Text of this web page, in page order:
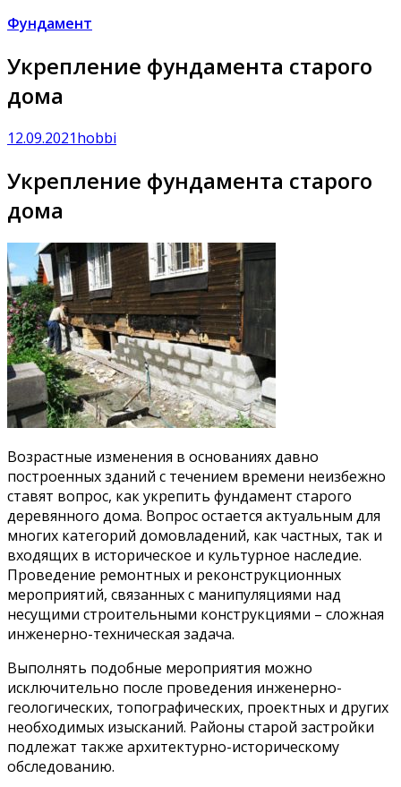
Фундамент
Укрепление фундамента старого
дома
12.09.2021hobbi
Укрепление фундамента старого
дома
Возрастные изменения в основаниях давно
построенных зданий с течением времени неизбежно
ставят вопрос, как укрепить фундамент старого
деревянного дома. Вопрос остается актуальным для
многих категорий домовладений, как частных, так и
входящих в историческое и культурное наследие.
Проведение ремонтных и реконструкционных
мероприятий, связанных с манипуляциями над
несущими строительными конструкциями – сложная
инженерно-техническая задача.
Выполнять подобные мероприятия можно
исключительно после проведения инженерно-
геологических, топографических, проектных и других
необходимых изысканий. Районы старой застройки
подлежат также архитектурно-историческому
обследованию.